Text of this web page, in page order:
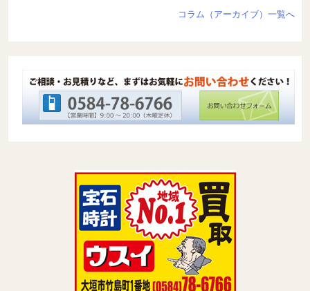
コラム（アーカイブ）一覧へ